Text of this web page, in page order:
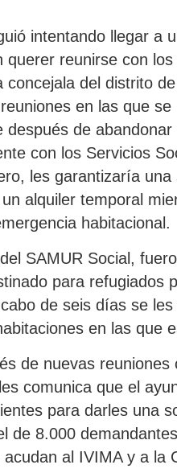
intentando llegar a
querer reunirse con
concejala del distrito
en las que se
después de
con los Servicios
les garantizaría una
alquiler temporal
habitacional.
SAMUR Social,
para refugiados
de seis días se
en las que
de nuevas reuniones
comunica que el
para darles una
de 8.000
al IVIMA y a la